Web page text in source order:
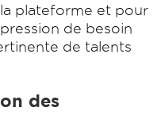
plateforme et pour
de besoin
de talents
des